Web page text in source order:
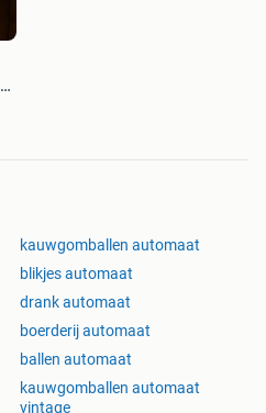
kauwgomballen automaat
blikjes automaat
drank automaat
boerderij automaat
ballen automaat
kauwgomballen automaat
vintage